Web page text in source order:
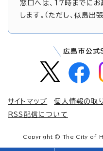
窓口へは、17時までにお
します。（ただし、似島
広島市公式
サイトマップ 個人情報の取
RSS配信について
Copyright © The City of